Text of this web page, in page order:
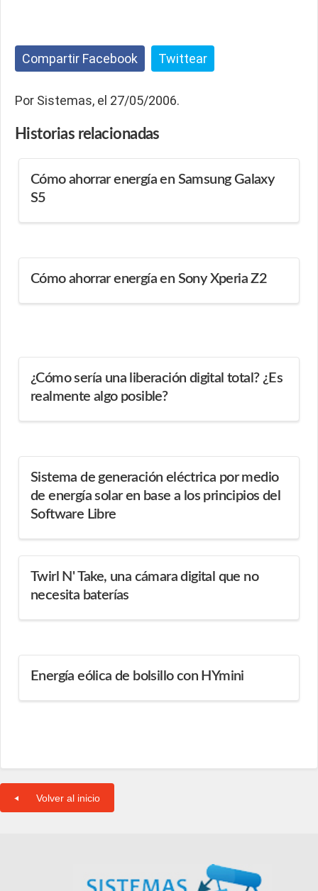
Compartir Facebook Twittear
Por Sistemas, el 27/05/2006.
Historias relacionadas
Cómo ahorrar energía en Samsung Galaxy
S5
Cómo ahorrar energía en Sony Xperia Z2
¿Cómo sería una liberación digital total? ¿Es
realmente algo posible?
Sistema de generación eléctrica por medio
de energía solar en base a los principios del
Software Libre
Twirl N' Take, una cámara digital que no
necesita baterías
Energía eólica de bolsillo con HYmini
Volver al inicio